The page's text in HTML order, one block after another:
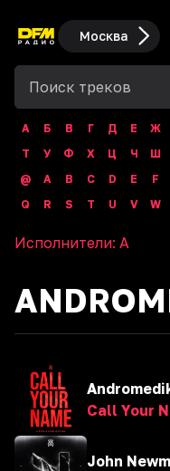
Москва
А Б В Г Д Е Ж
Т
У Ф Х Ц Ч Ш
@
A B C D E F
Q
R S T U V W
Исполнители: A
Call Your
John